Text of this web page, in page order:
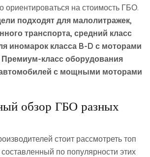
ориентироваться на стоимость ГБО.
подходят для малолитражек,
транспорта, средний класс
иномарок класса B-D с моторами
класс оборудования
с мощными моторами
обзор ГБО разных
стоит рассмотреть топ
по популярности этих